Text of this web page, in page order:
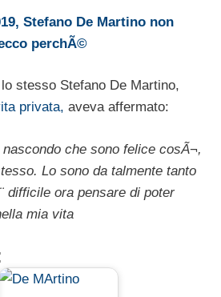
Stefano De Martino non
perchÃ©
stesso Stefano De Martino,
privata, aveva affermato:
che sono felice cosÃ¬,
Lo sono da talmente tanto
difficile ora pensare di poter
mia vita